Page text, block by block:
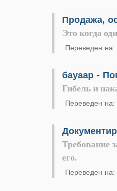
Это когда
Переведен на:
Гибель и
Переведен на:
Требование
его.
Переведен на: